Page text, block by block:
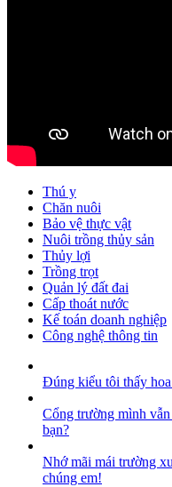
Thú y
Chăn nuôi
Bảo vệ thực vật
Nuôi trồng thủy sản
Thủy lợi
Trồng trọt
Quản lý đất đai
Cấp thoát nước
Kế toán doanh nghiệp
Công nghệ thông tin
Đúng kiểu tôi thấy
Cổng trường mình
bạn?
Nhớ mãi mái trường
chúng em!